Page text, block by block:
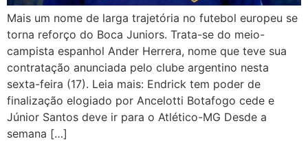
Mais um nome de larga trajetória no futebol europeu se
torna reforço do Boca Juniors. Trata-se do meio-
campista espanhol Ander Herrera, nome que teve sua
contratação anunciada pelo clube argentino nesta
sexta-feira (17). Leia mais: Endrick tem poder de
finalização elogiado por Ancelotti Botafogo cede e
Júnior Santos deve ir para o Atlético-MG Desde a
semana […]